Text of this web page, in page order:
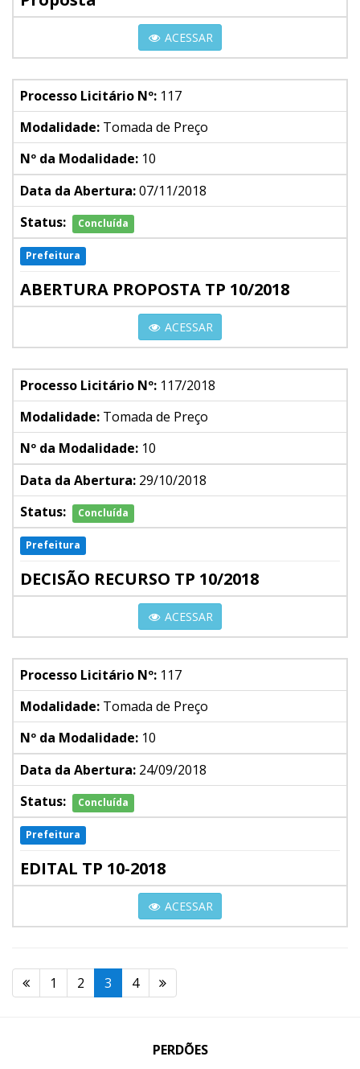
ACESSAR
Processo Licitário Nº: 117
Modalidade: Tomada de Preço
Nº da Modalidade: 10
Data da Abertura:07/11/2018
Status:
Concluída
Prefeitura
ABERTURA PROPOSTA TP 10/2018
ACESSAR
Processo Licitário Nº: 117/2018
Modalidade: Tomada de Preço
Nº da Modalidade: 10
Data da Abertura: 29/10/2018
Status:
Concluída
Prefeitura
DECISÃO RECURSO TP 10/2018
ACESSAR
Processo Licitário Nº: 117
Modalidade: Tomada de Preço
Nº da Modalidade: 10
Data da Abertura: 24/09/2018
Status:
Concluída
Prefeitura
EDITAL TP 10-2018
ACESSAR
1 2 3 4
PERDÕES